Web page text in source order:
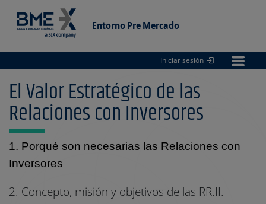
Entorno Pre Mercado
Entorno
Iniciar sesión
El Valor Estratégico de las
Relaciones con Inversores
1. Porqué son necesarias las Relaciones con
Inversores
2. Concepto, misión y objetivos de las RR.II.